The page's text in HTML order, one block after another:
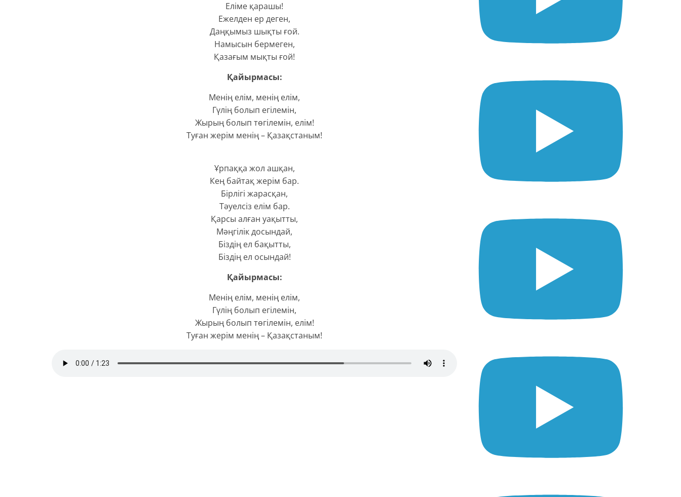
Еліме қарашы!
Ежелден ер деген,
Даңқымыз шықты ғой.
Намысын бермеген,
Қазағым мықты ғой!
Қайырмасы:
Менің елім, менің елім,
Гүлің болып егілемін,
Жырың болып төгілемін, елім!
Туған жерім менің – Қазақстаным!
Ұрпаққа жол ашқан,
Кең байтақ жерім бар.
Бірлігі жарасқан,
Тәуелсіз елім бар.
Қарсы алған уақытты,
Мәңгілік досындай,
Біздің ел бақытты,
Біздің ел осындай!
Қайырмасы:
Менің елім, менің елім,
Гүлің болып егілемін,
Жырың болып төгілемін, елім!
Туған жерім менің – Қазақстаным!